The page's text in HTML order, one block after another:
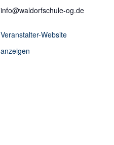
info@waldorfschule-og.de
Veranstalter-Website
anzeigen